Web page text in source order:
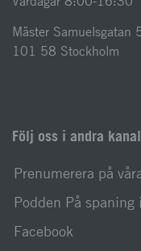
Mäster Samuelsgatan
101 58 Stockholm
Följ oss i andra
Prenumerera på
Podden På spaning
Facebook